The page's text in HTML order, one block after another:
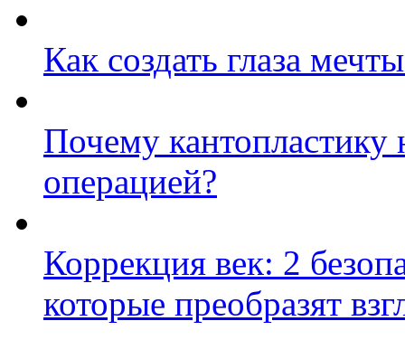
Как создать глаза
Почему кантопластику
операцией?
Коррекция век: 2
которые преобразят